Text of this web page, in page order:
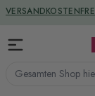
Zum Inhalt springen
Gesamten Shop
GREENGUARD